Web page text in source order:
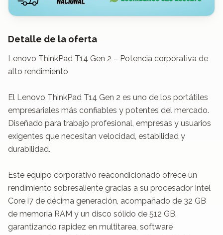
Detalle de la oferta
Lenovo ThinkPad T14 Gen 2 – Potencia corporativa de
alto rendimiento
El Lenovo ThinkPad T14 Gen 2 es uno de los portátiles
empresariales más confiables y potentes del mercado.
Diseñado para trabajo profesional, empresas y usuarios
exigentes que necesitan velocidad, estabilidad y
durabilidad.
Este equipo corporativo reacondicionado ofrece un
rendimiento sobresaliente gracias a su procesador Intel
Core i7 de décima generación, acompañado de 32 GB
de memoria RAM y un disco sólido de 512 GB,
garantizando rapidez en multitarea, software